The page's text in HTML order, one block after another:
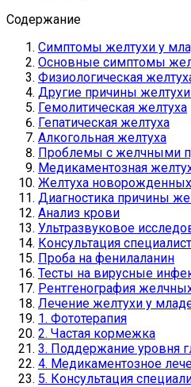
Содержание
Симптомы желтухи у
Основные симптомы
Физиологическая
Другие причины
Гемолитическая желтуха
Гепатическая желтуха
Алкогольная желтуха
Проблемы с желчными
Медикаментозная
Желтуха новорожденных
Диагностика причины
Анализ крови
Ультразвуковое
Консультация
Проба на фенилаланин
Тесты на вирусные
Рентгенография
Лечение желтухи у
1. Фототерапия
2. Частая кормежка
3. Поддержание уровня
4. Медикаментозное
5. Консультация